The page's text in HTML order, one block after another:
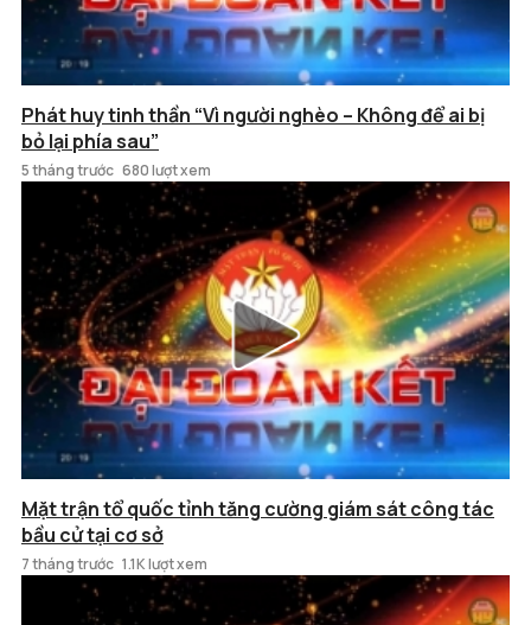
Phát huy tinh thần “Vì người nghèo – Không để ai bị
bỏ lại phía sau”
5 tháng trước 680 lượt xem
Mặt trận tổ quốc tỉnh tăng cường giám sát công tác
bầu cử tại cơ sở
7 tháng trước 1.1K lượt xem